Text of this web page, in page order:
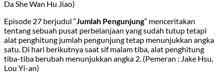
Da She Wan Hu Jiao)
Episode 27 berjudul “Jumlah Pengunjung” menceritakan
tentang sebuah pusat perbelanjaan yang sudah tutup tetapi
alat penghitung jumlah pengunjung tetap menunjukkan angka
satu. Di hari berikutnya saat sif malam tiba, alat penghitung
tiba-tiba berubah menunjukkan angka 2. (Pemeran : Jake Hsu,
Lou Yi-an)